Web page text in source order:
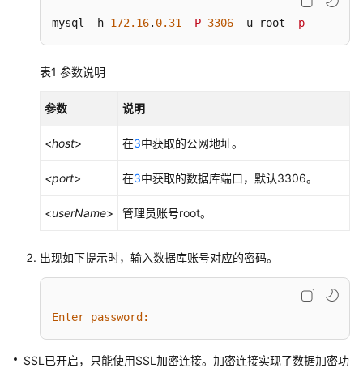
（联
盟
域）
产
介
MySQL
入
门
mysql -h 172.16. 0.31 -P 3306 -u root -p
表1 参数说明
参数 说明
<host> 在3中获取的公网地址。
<port> 在3中获取的数据库端口，默认3306。
<userName> 管理员账号root。
出现如下提示时，输入数据库账号对应的密码。
Enter password:
SSL已开启，只能使用SSL加密连接。加密连接实现了数据加密功